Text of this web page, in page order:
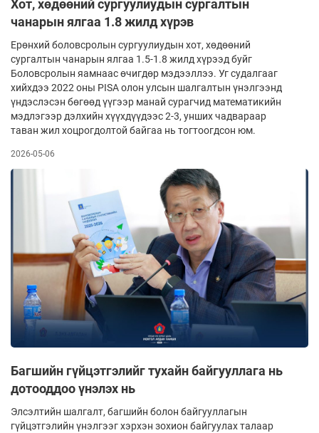
Хот, хөдөөний сургуулиудын сургалтын
чанарын ялгаа 1.8 жилд хүрэв
Ерөнхий боловсролын сургуулиудын хот, хөдөөний
сургалтын чанарын ялгаа 1.5-1.8 жилд хүрээд буйг
Боловсролын яамнаас өчигдөр мэдээллээ. Уг судалгааг
хийхдээ 2022 оны PISA олон улсын шалгалтын үнэлгээнд
үндэслэсэн бөгөөд үүгээр манай сурагчид математикийн
мэдлэгээр дэлхийн хүүхдүүдээс 2-3, унших чадвараар
таван жил хоцрогдолтой байгаа нь тогтоогдсон юм.
2026-05-06
Багшийн гүйцэтгэлийг тухайн байгууллага нь
дотооддоо үнэлэх нь
Элсэлтийн шалгалт, багшийн болон байгууллагын
гүйцэтгэлийн үнэлгээг хэрхэн зохион байгуулах талаар